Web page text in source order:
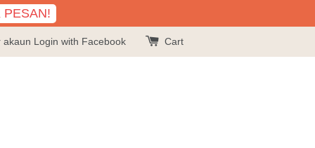
PESAN!
akaun Login with Facebook Cart